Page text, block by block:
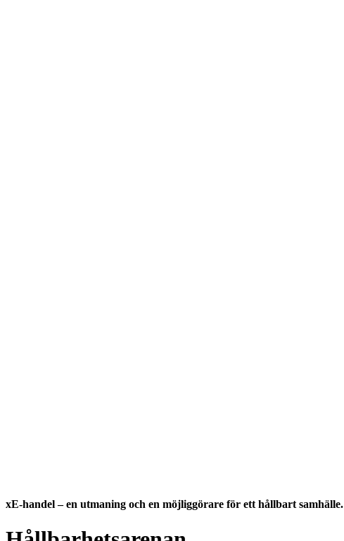
xE-handel – en utmaning och en möjliggörare för ett hållbart samhälle.